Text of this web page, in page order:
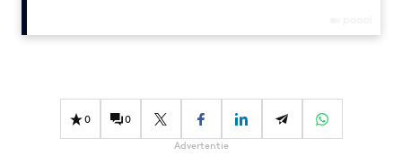
Martech
Programmatic
0 0
Advertentie